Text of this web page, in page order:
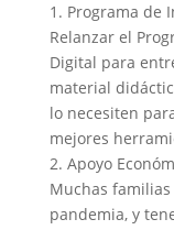
1. Programa de
Relanzar el
Digital para
material
lo necesiten
mejores
2. Apoyo
Muchas
pandemia, y